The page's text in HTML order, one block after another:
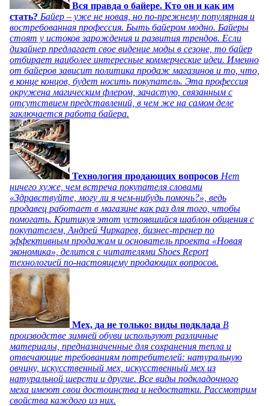
Вся правда о байере. Кто он и как им
стать? Байер – уже не новая, но по-прежнему популярная и
востребованная профессия. Быть байером модно. Байеры
стоят у истоков зарождения и развития трендов. Если
дизайнер предлагает свое видение моды в сезоне, то байер
отбирает наиболее интересные коммерческие идеи. Именно
от байеров зависит политика продаж магазинов и то, что,
в конце концов, будет носить покупатель. Эта профессия
окружена магическим флером, зачастую, связанным с
отсутствием представлений, в чем же на самом деле
заключается работа байера.
Технология продающих вопросов Нет
ничего хуже, чем встреча покупателя словами
«Здравствуйте, могу ли я чем-нибудь помочь?», ведь
продавец работает в магазине как раз для того, чтобы
помогать. Критикуя этот устоявшийся шаблон общения с
покупателем, Андрей Чиркарев, бизнес-тренер по
эффективным продажам и основатель проекта «Новая
экономика», делится с читателями Shoes Report
технологией по-настоящему продающих вопросов.
Мех, да не только: виды подклада В
производстве зимней обуви используют различные
материалы, предназначенные для сохранения тепла и
отвечающие требованиям потребителей: натуральную
овчину, искусственный мех, искусственный мех из
натуральной шерсти и другие. Все виды подкладочного
меха имеют свои достоинства и недостатки. Рассмотрим
свойства каждого из них.